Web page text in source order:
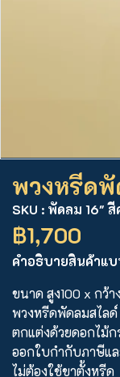
พวงหรีดพั
SKU : พัดลม 16"
฿1,700
คำอธิบายสินค้าแ
ขนาด สูง100 x กว้
พวงหรีดพัดลมสไลด์
ตกแต่งด้วยดอกไม้ก
ออกใบกำกับภาษีแล
ไม่ต้องใช้ขาตั้งหรีด